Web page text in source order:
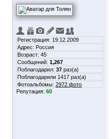
Регистрация: 19.12.2009
Адрес: Россия
Возраст: 45
Сообщений: 1,267
Поблагодарил: 37 раз(а)
Поблагодарили 1417 раз(а)
Фотоальбомы: 2972 фото
Репутация: 60